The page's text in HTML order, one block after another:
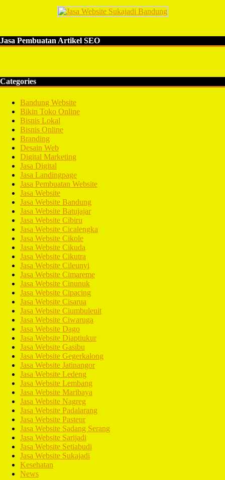
Jasa Pembuatan Artikel SEO
Categories
Bandung Website
Bikin Toko Online
Bisnis Lokal
Bisnis Online
Branding
Desain Web
Digital Marketing
Jasa Digital
Jasa Landingpage
Jasa Pembuatan Website
Jasa Website
Jasa Website Bandung
Jasa Website Batujajar
Jasa Website Cibiru
Jasa Website Cicalengka
Jasa Website Cikole
Jasa Website Cikuda
Jasa Website Cikutra
Jasa Website Cileunyi
Jasa Website Cimareme
Jasa Website Cinunuk
Jasa Website Cipacing
Jasa Website Cisarua
Jasa Website Ciumbuleuit
Jasa Website Ciwaruga
Jasa Website Dago
Jasa Website Diaptiukur
Jasa Website Gasibu
Jasa Website Gegerkalong
Jasa Website Jatinangor
Jasa Website Ledeng
Jasa Website Lembang
Jasa Website Maribaya
Jasa Website Nagreg
Jasa Website Padalarang
Jasa Website Pasteur
Jasa Website Sadang Serang
Jasa Website Sarijadi
Jasa Website Setiabudi
Jasa Website Sukajadi
Kesehatan
News